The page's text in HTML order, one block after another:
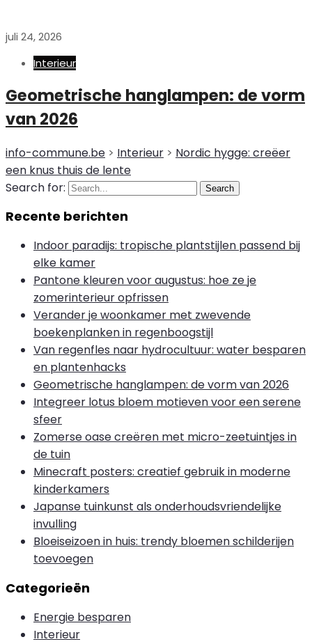
juli 24, 2026
Interieur
Geometrische hanglampen: de vorm
van 2026
info-commune.be > Interieur > Nordic hygge: creëer
een knus thuis de lente
Search for:
Search
Recente berichten
Indoor paradijs: tropische plantstijlen passend bij
elke kamer
Pantone kleuren voor augustus: hoe ze je
zomerinterieur opfrissen
Verander je woonkamer met zwevende
boekenplanken in regenboogstijl
Van regenfles naar hydrocultuur: water besparen
en plantenhacks
Geometrische hanglampen: de vorm van 2026
Integreer lotus bloem motieven voor een serene
sfeer
Zomerse oase creëren met micro-zeetuintjes in
de tuin
Minecraft posters: creatief gebruik in moderne
kinderkamers
Japanse tuinkunst als onderhoudsvriendelijke
invulling
Bloeiseizoen in huis: trendy bloemen schilderijen
toevoegen
Categorieën
Energie besparen
Interieur